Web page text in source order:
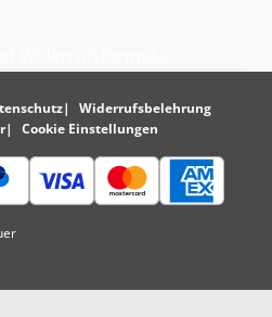
Widerrufsbelehrung
Cookie Einstellungen